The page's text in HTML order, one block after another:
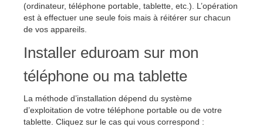
(ordinateur, téléphone portable, tablette, etc.). L’opération
est à effectuer une seule fois mais à réitérer sur chacun
de vos appareils.
Installer eduroam sur mon
téléphone ou ma tablette
La méthode d’installation dépend du système
d’exploitation de votre téléphone portable ou de votre
tablette. Cliquez sur le cas qui vous correspond :